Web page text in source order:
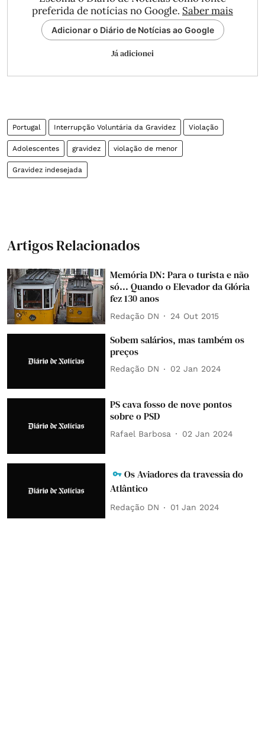
preferida de notícias no Google. Saber mais
Adicionar o Diário de Notícias ao Google
Já adicionei
Portugal Interrupção Voluntária da Gravidez Violação
Adolescentes gravidez violação de menor
Gravidez indesejada
Artigos Relacionados
Memória DN: Para o turista e não
só... Quando o Elevador da Glória
fez 130 anos
Redação DN 24 Out 2015
Sobem salários, mas também os
preços
Redação DN 02 Jan 2024
PS cava fosso de nove pontos
sobre o PSD
Rafael Barbosa 02 Jan 2024
Os Aviadores da travessia do
Atlântico
Redação DN 01 Jan 2024